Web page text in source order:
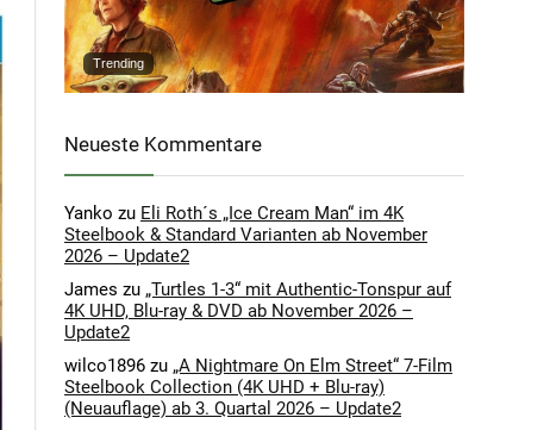
Trending
Neueste Kommentare
Yanko zu Eli Roth´s „Ice Cream Man“ im 4K
Steelbook & Standard Varianten ab November
2026 – Update2
James zu „Turtles 1-3“ mit Authentic-Tonspur auf
4K UHD, Blu-ray & DVD ab November 2026 –
Update2
wilco1896 zu „A Nightmare On Elm Street“ 7-Film
Steelbook Collection (4K UHD + Blu-ray)
(Neuauflage) ab 3. Quartal 2026 – Update2